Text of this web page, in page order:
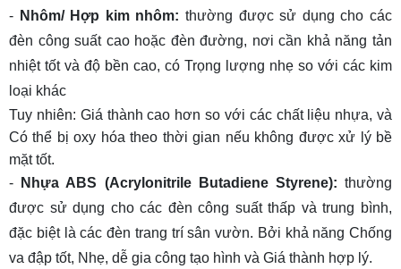
- Nhôm/ Hợp kim nhôm:thường được sử dụng cho các
đèn công suất cao hoặc đèn đường, nơi cần khả năng tản
nhiệt tốt và độ bền cao, có Trọng lượng nhẹ so với các kim
loại khác
Tuy nhiên: Giá thành cao hơn so với các chất liệu nhựa, và
Có thể bị oxy hóa theo thời gian nếu không được xử lý bề
mặt tốt.
-
Nhựa ABS (Acrylonitrile Butadiene Styrene):thường
được sử dụng cho các đèn công suất thấp và trung bình,
đặc biệt là các đèn trang trí sân vườn. Bởi khả năng Chống
va đập tốt, Nhẹ, dễ gia công tạo hình và Giá thành hợp lý.